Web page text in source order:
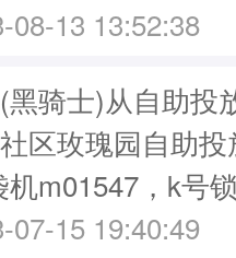
08-13 13:52:38
黑骑士)从自助投
区玫瑰园自助
机m01547，k号
07-15 19:40:49